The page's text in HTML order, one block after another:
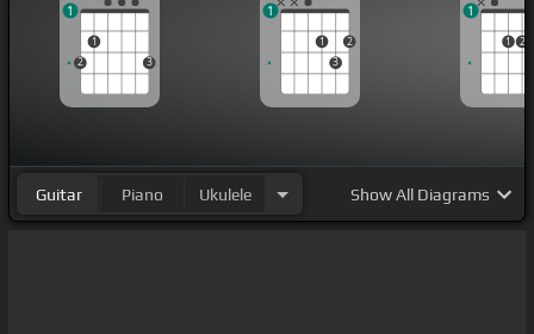
2
1
3
1
1
3
2
1
1 2
1
Guitar Piano Ukulele ShowAll Diagrams